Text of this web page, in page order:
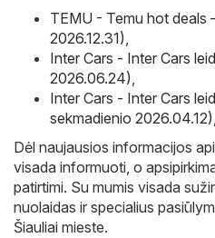
TEMU - Temu hot deals
2026.12.31),
Inter Cars - Inter Cars
2026.06.24),
Inter Cars - Inter Cars
sekmadienio 2026.04.12),
Dėl naujausios informacijos
visada informuoti, o
patirtimi. Su mumis visada
nuolaidas ir specialius
Šiauliai mieste.